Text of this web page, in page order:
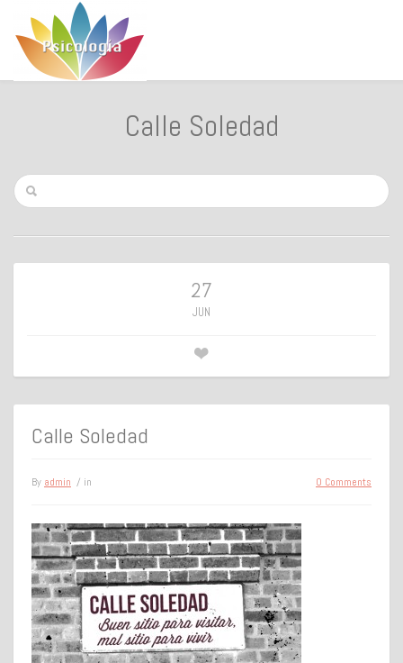
Calle Soledad
27
JUN
Calle Soledad
By admin / in 0 Comments